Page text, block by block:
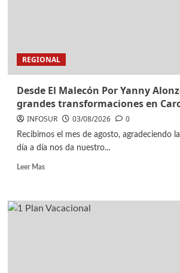
REGIONAL
Desde El Malecón Por Yanny
grandes transformaciones en
INFOSUR 03/08/2026 0
Recibimos el mes de agosto, agradeciendo
día a día nos da nuestro...
Leer Mas